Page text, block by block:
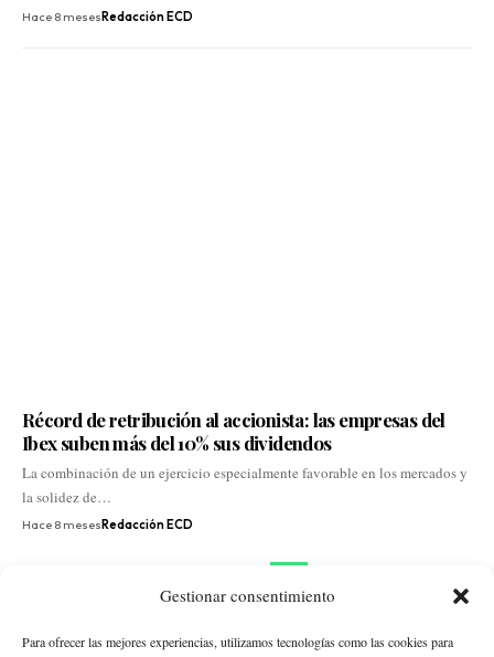
Gestionar consentimiento
Para ofrecer las mejores experiencias, utilizamos tecnologías como las cookies para
Hace 8 mesesRedacción ECD
Récord de retribución al accionista: las empresas del
Ibex suben más del 10% sus dividendos
La combinación de un ejercicio especialmente favorable en los mercados y
la solidez de…
Hace 8 meses Redacción ECD